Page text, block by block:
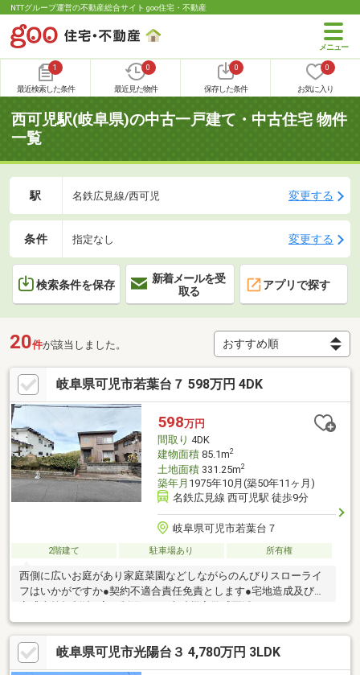
NTTグループ運営の不動産総合サイト goo住宅・不動産
1
最近検索した条件
0
最近見た物件
0
保存した条件
0
お気に入り
西可児駅(岐阜県)の中古一戸建て・中古住宅 物件
一覧
駅 名鉄広見線/西可児 変更する
条件 指定なし 変更する
検索条件を保存
新着メールを受
取る
アプリで探す
20件が該当しました。
岐阜県可児市若葉台７ 598万円 4DK
598万円
間取り 4DK
建物面積85.1m2
土地面積331.25m2
築年月 1975年10月(築50年11ヶ月)
名鉄広見線 西可児駅 徒歩9分
岐阜県可児市若葉台７
2階建て 駐車場あり 所有権
西側に広いお庭があり家庭菜園などしながらのんびりスローライ
フはいかがですか●契約不適合責任免責とします●宅地造成及び特
南帷子小学校徒歩約36分●西可児中学校徒歩約6分●パレマルシェ
西可児店へ徒歩約9分（約700ｍ）●バロー、V・drug西可児店へ徒
歩約14分（約1000ｍ）●ミニストップ西可児店へ徒歩約17分（約
1200ｍ）●西可児駅前郵便局へ徒歩約12分（約900ｍ）●十六銀行
岐阜県可児市光陽台３ 4,780万円 3LDK